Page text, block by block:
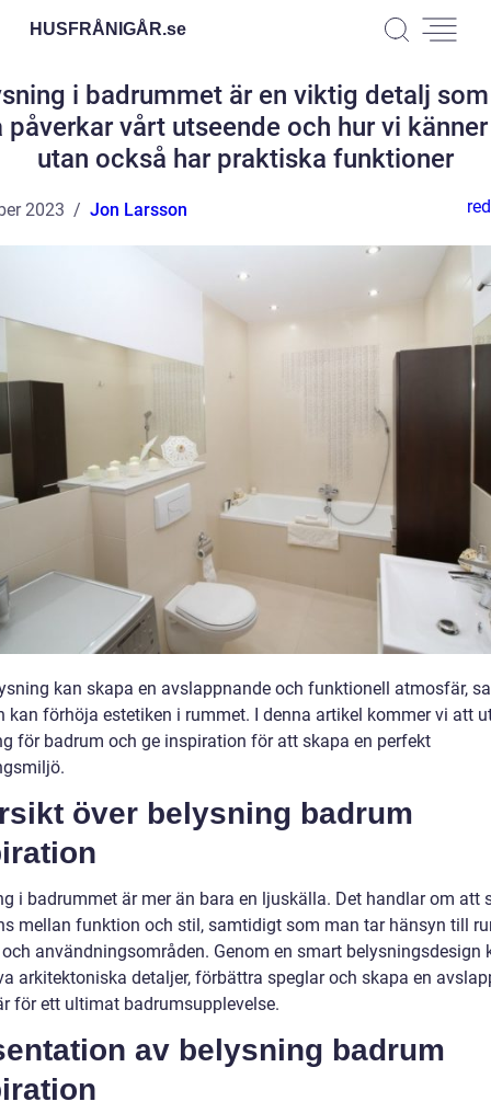
HUSFRÅNIGÅR.se
i badrummet är en viktig detalj
påverkar vårt utseende och hur vi
utan också har praktiska funktioner
2023 Jon Larsson
kan skapa en avslappnande och funktionell atmosfär,
kan förhöja estetiken i rummet. I denna artikel kommer vi att
för badrum och ge inspiration för att skapa en perfekt
över belysning badrum
i badrummet är mer än bara en ljuskälla. Det handlar om att
mellan funktion och stil, samtidigt som man tar hänsyn till
användningsområden. Genom en smart belysningsdesign
arkitektoniska detaljer, förbättra speglar och skapa en
för ett ultimat badrumsupplevelse.
av belysning badrum